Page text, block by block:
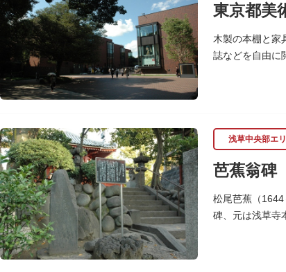
東京都美
木製の本棚と家
誌などを自由に
浅草中央部エ
芭蕉翁碑
松尾芭蕉（
碑、元は浅草寺